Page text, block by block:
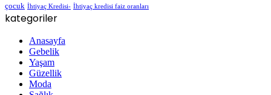
çocuk İhtiyaç Kredisi- İhtiyaç kredisi faiz oranları
kategoriler
Anasayfa
Gebelik
Yaşam
Güzellik
Moda